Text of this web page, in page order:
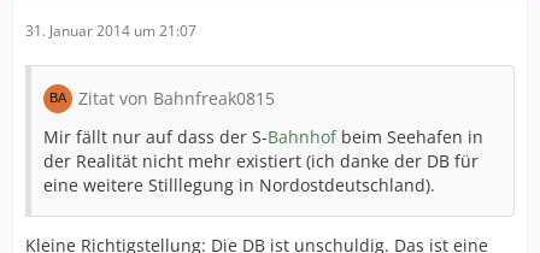
31. Januar 2014 um 21:07
Zitat von Bahnfreak0815
Mir fällt nur auf dass der S-Bahnhofbeim Seehafen in
der Realität nicht mehr existiert (ich danke der DB für
eine weitere Stilllegung in Nordostdeutschland).
Kleine Richtigstellung: Die DB ist unschuldig. Das ist eine